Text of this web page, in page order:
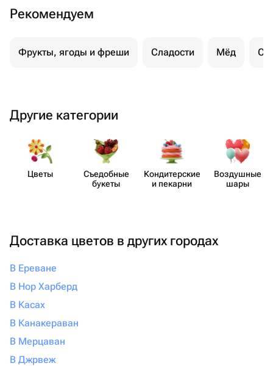
Рекомендуем
Фрукты, ягоды и фреши Сладости Мёд
Другие категории
Цветы
Съедобные
букеты
Кондит​ерские
и пекарни
Воздушные
шары
Доставка цветов в других городах
В Ереване
В Нор Харберд
В Касах
В Канакераван
В Мерцаван
В Джрвеж